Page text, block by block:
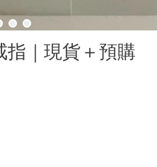
指｜現貨＋預購